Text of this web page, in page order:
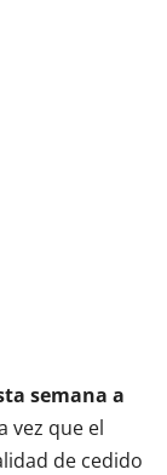
semana a
vez que el
de cedido